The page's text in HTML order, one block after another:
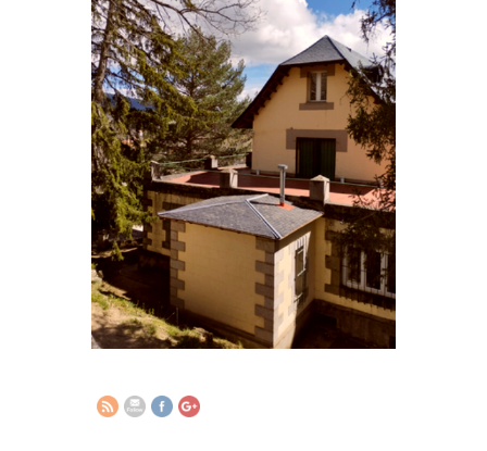
http://www.elsomnidelsnens.org/ca/2024/